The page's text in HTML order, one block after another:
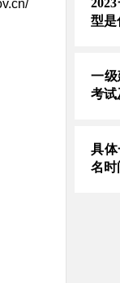
型是
一
考试
具
名时